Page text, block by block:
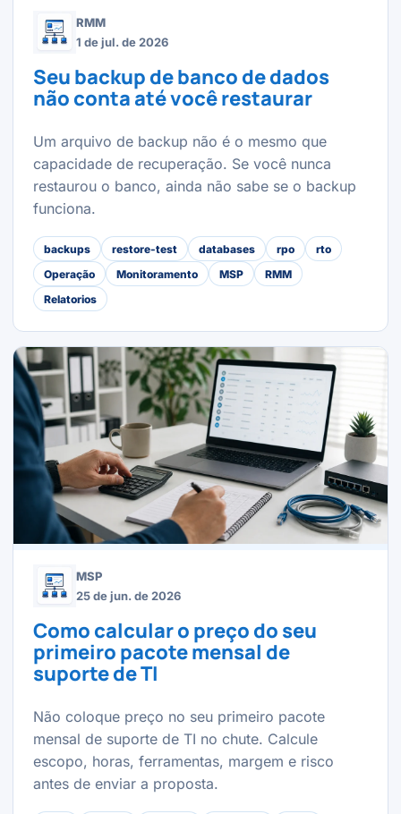
RMM
1 de jul. de 2026
Seu backup de banco de dados
não conta até você restaurar
Um arquivo de backup não é o mesmo que
capacidade de recuperação. Se você nunca
restaurou o banco, ainda não sabe se o backup
funciona.
backups restore-test databases rpo
rto
Operação
Monitoramento MSP
RMM
Relatorios
MSP
25 de jun. de 2026
Como calcular o preço do seu
primeiro pacote mensal de
suporte de TI
Não coloque preço no seu primeiro pacote
mensal de suporte de TI no chute. Calcule
escopo, horas, ferramentas, margem e risco
antes de enviar a proposta.